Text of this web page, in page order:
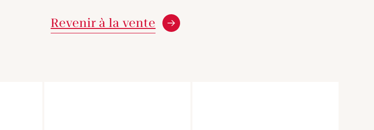
Revenir à la vente